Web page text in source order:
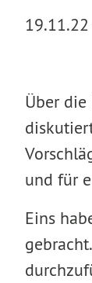
19.11.22
Über
und für
Eins